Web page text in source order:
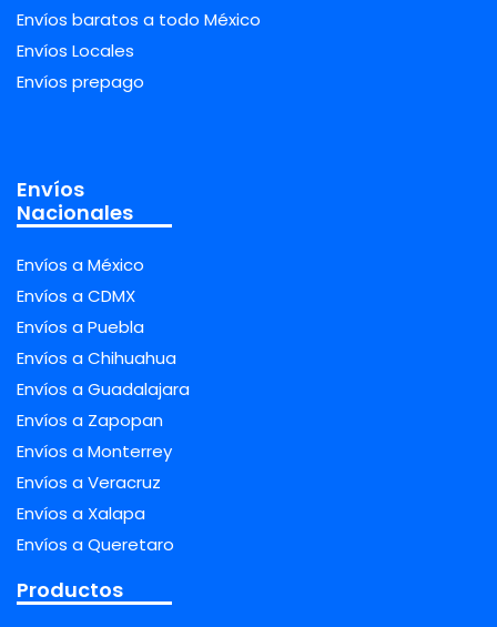
Envíos baratos a todo México
Envíos Locales
Envíos prepago
Envíos
Nacionales
Envíos a México
Envíos a CDMX
Envíos a Puebla
Envíos a Chihuahua
Envíos a Guadalajara
Envíos a Zapopan
Envíos a Monterrey
Envíos a Veracruz
Envíos a Xalapa
Envíos a Queretaro
Productos